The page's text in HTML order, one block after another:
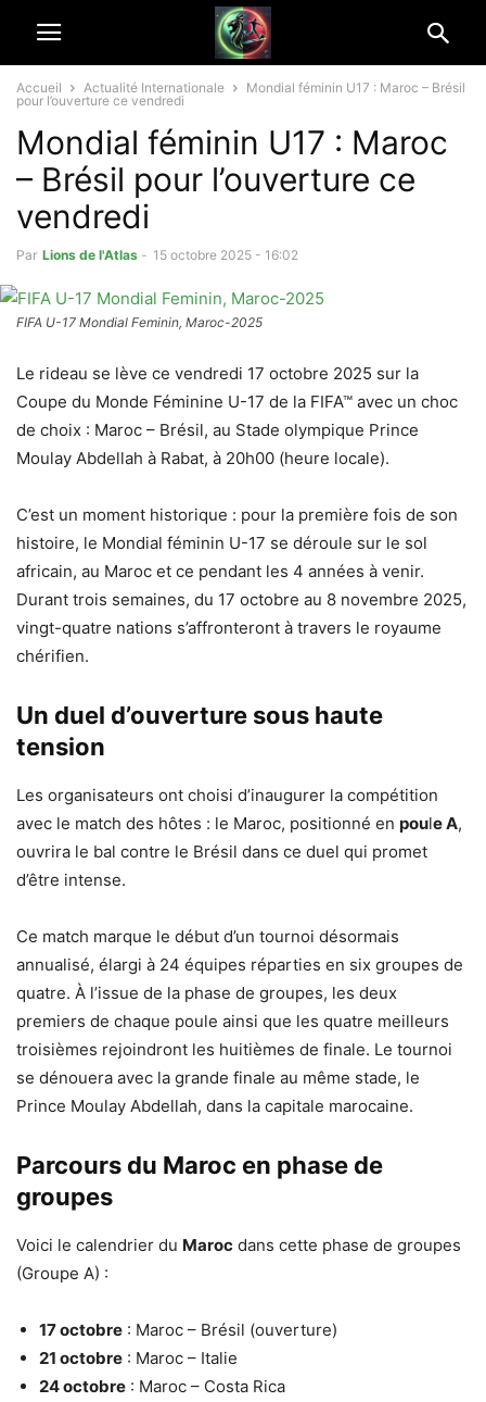
Accueil Actualité Internationale
Mondial féminin U17 : Maroc – Brésil
pour l’ouverture ce vendredi
Mondial féminin U17 : Maroc
– Brésil pour l’ouverture ce
vendredi
Par Lions de l'Atlas - 15 octobre 2025 - 16:02
FIFA U-17 Mondial Feminin, Maroc-2025
Le rideau se lève ce vendredi 17 octobre 2025 sur la
Coupe du Monde Féminine U-17 de la FIFA™ avec un choc
de choix : Maroc – Brésil, au Stade olympique Prince
Moulay Abdellah à Rabat, à 20h00 (heure locale).
C’est un moment historique : pour la première fois de son
histoire, le Mondial féminin U-17 se déroule sur le sol
africain, au Maroc et ce pendant les 4 années à venir.
Durant trois semaines, du 17 octobre au 8 novembre 2025,
vingt-quatre nations s’affronteront à travers le royaume
chérifien.
Un duel d’ouverture sous haute
tension
Les organisateurs ont choisi d’inaugurer la compétition
avec le match des hôtes : le Maroc, positionné en poule A,
ouvrira le bal contre le Brésil dans ce duel qui promet
d’être intense.
Ce match marque le début d’un tournoi désormais
annualisé, élargi à 24 équipes réparties en six groupes de
quatre. À l’issue de la phase de groupes, les deux
premiers de chaque poule ainsi que les quatre meilleurs
troisièmes rejoindront les huitièmes de finale. Le tournoi
se dénouera avec la grande finale au même stade, le
Prince Moulay Abdellah, dans la capitale marocaine.
Parcours du Maroc en phase de
groupes
Voici le calendrier du Maroc dans cette phase de groupes
(Groupe A) :
17 octobre : Maroc – Brésil (ouverture)
21 octobre : Maroc – Italie
24 octobre : Maroc – Costa Rica